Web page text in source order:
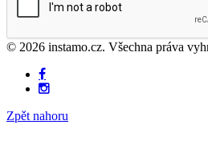
© 2026 instamo.cz. Všechna práva
Zpět nahoru